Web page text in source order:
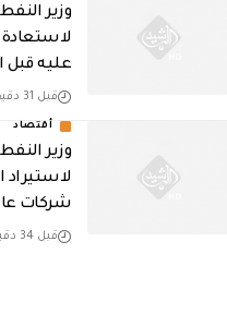
وزير
لاستعادة
عليه قبل
قبل 31 دقيقة
أقتصاد
وزير
لاستيراد
شركات
قبل 34 دقيقة